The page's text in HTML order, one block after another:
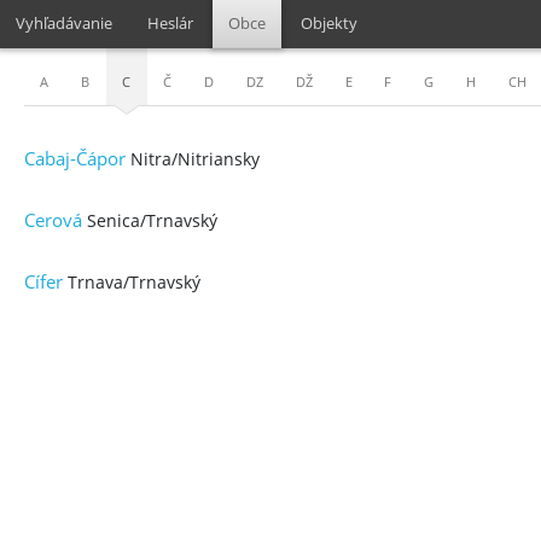
Vyhľadávanie Heslár Obce Objekty
A B C Č D DZ DŽ E F G H CH
Cabaj-Čápor Nitra/Nitriansky
Cerová Senica/Trnavský
Cífer Trnava/Trnavský